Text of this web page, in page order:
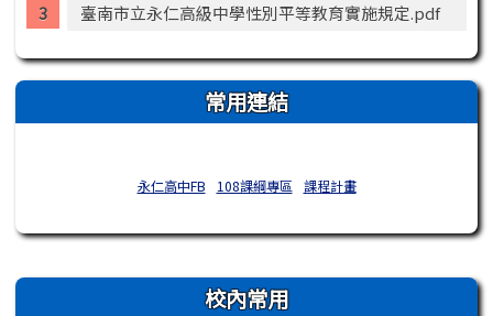
臺南市立永仁高級中學性別平等教育實施規定.pdf
常用連結
永仁高中FB 108課綱專區 課程計畫
右邊區域內容 校內常用